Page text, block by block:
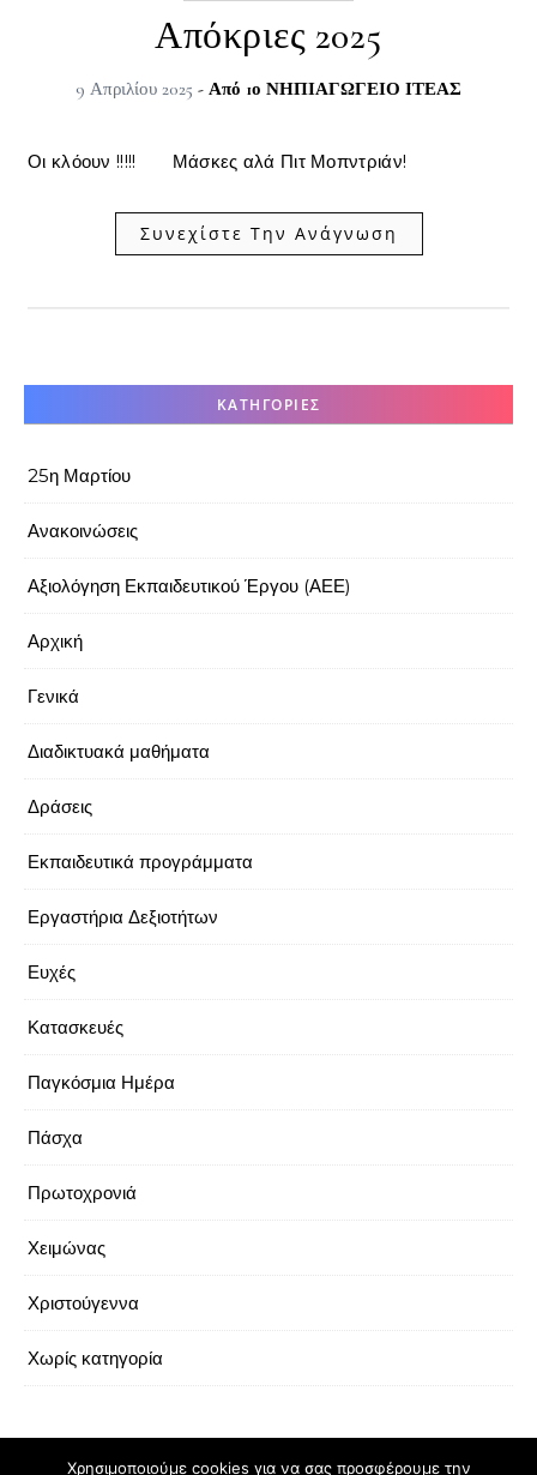
Απόκριες 2025
9 Απριλίου 2025 - Από 1ο ΝΗΠΙΑΓΩΓΕΙΟ ΙΤΕΑΣ
Οι κλόουν !!!!! Μάσκες αλά Πιτ Μοπντριάν!
Συνεχίστε Την Ανάγνωση
KΑΤΗΓΟΡΊΕΣ
25η Μαρτίου
Ανακοινώσεις
Αξιολόγηση Εκπαιδευτικού Έργου (ΑΕΕ)
Αρχική
Γενικά
Διαδικτυακά μαθήματα
Δράσεις
Εκπαιδευτικά προγράμματα
Εργαστήρια Δεξιοτήτων
Ευχές
Κατασκευές
Παγκόσμια Ημέρα
Πάσχα
Πρωτοχρονιά
Χειμώνας
Χριστούγεννα
Χωρίς κατηγορία
Χρησιμοποιούμε cookies για να σας προσφέρουμε την